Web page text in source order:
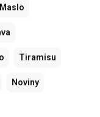
Maslo
Tiramisu
Noviny